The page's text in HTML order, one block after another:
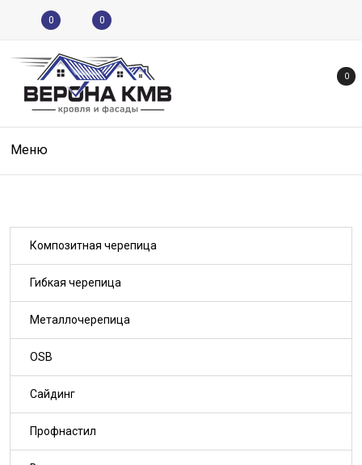
0 0
0
Меню
Композитная черепица
Гибкая черепица
Металлочерепица
OSB
Сайдинг
Профнастил